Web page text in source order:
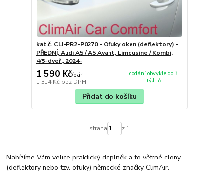
kat.č. CLI-PR2-P0270 - Ofuky oken (deflektory) -
PŘEDNÍ, Audi A5 / A5 Avant, Limousine / Kombi,
4/5-dveř., 2024-
1 590 Kč/pár
1 314 Kč bez DPH
dodání obvykle do 3
týdnů
Přidat do košíku
strana z 1
Nabízíme Vám velice praktický doplněk a to větrné clony
(deflektory nebo tzv. ofuky) německé značky ClimAir.